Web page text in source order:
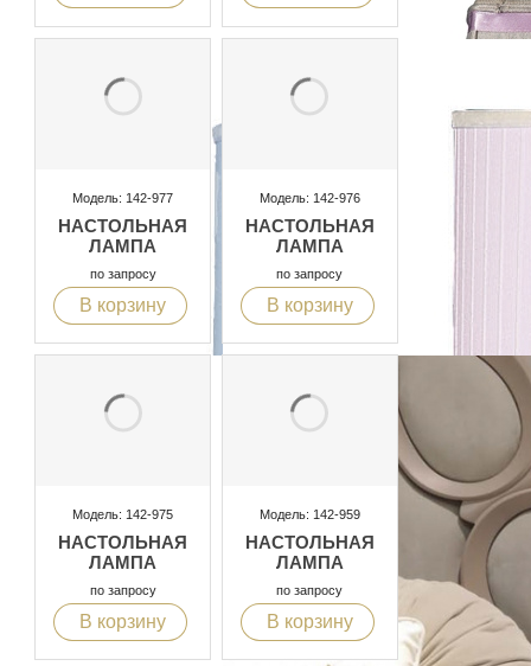
Модель: 142-977
НАСТОЛЬНАЯ
ЛАМПА
по запросу
В корзину
Модель: 142-976
НАСТОЛЬНАЯ
ЛАМПА
по запросу
В корзину
Модель: 142-975
НАСТОЛЬНАЯ
ЛАМПА
по запросу
В корзину
Модель: 142-959
НАСТОЛЬНАЯ
ЛАМПА
по запросу
В корзину